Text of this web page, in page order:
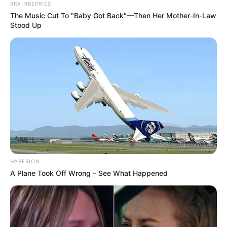
Deputado Valtenir Pereira usou as suas mídias sociais para
manifestar lamento e solidariedade, em face da tragédia ocorrida
com agente de saúde em MT. —Foto/Reprodução
Os agentes comunitários de saúde de todo o Brasil ficaram
chocados com o que houve com a colega, agente emPrimavera do
Leste (231 km de Cuiabá).A agente atacada por um paciente
numa Unidade de Saúde, após tentar socorrer uma médica
ACS não resiste e morre.
Veja a matéria completa, aqui!
VEJA TAMBÉM:
BRAINBERRIES
The Music Cut To "Baby Got Back"—Then Her Mother-In-Law
Stood Up
HABERION
A Plane Took Off Wrong – See What Happened